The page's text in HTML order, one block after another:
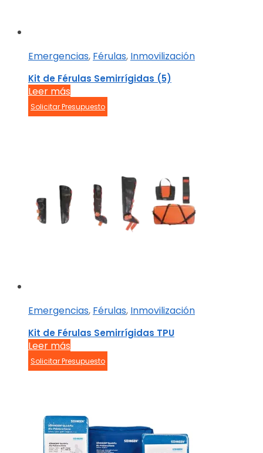
Emergencias, Férulas, Inmovilización
Kit de Férulas Semirrígidas (5)
Leer más
Solicitar Presupuesto
Emergencias, Férulas, Inmovilización
Kit de Férulas Semirrígidas TPU
Leer más
Solicitar Presupuesto